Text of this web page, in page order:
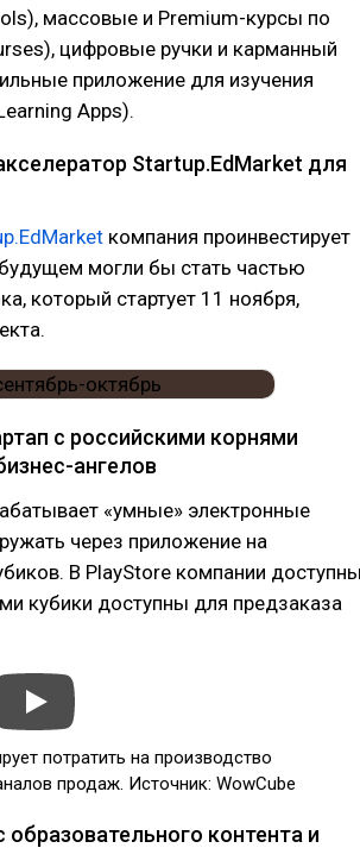
массовые и Premium-курсы по
цифровые ручки и карманный
приложение для изучения
Apps).
Startup.EdMarket для
компания проинвестирует
могли бы стать частью
который стартует 11 ноября,
с российскими корнями
ангелов
«умные» электронные
через приложение на
В PlayStore компании
кубики доступны для предзаказа
потратить на производство
продаж. Источник: WowCube
контента и